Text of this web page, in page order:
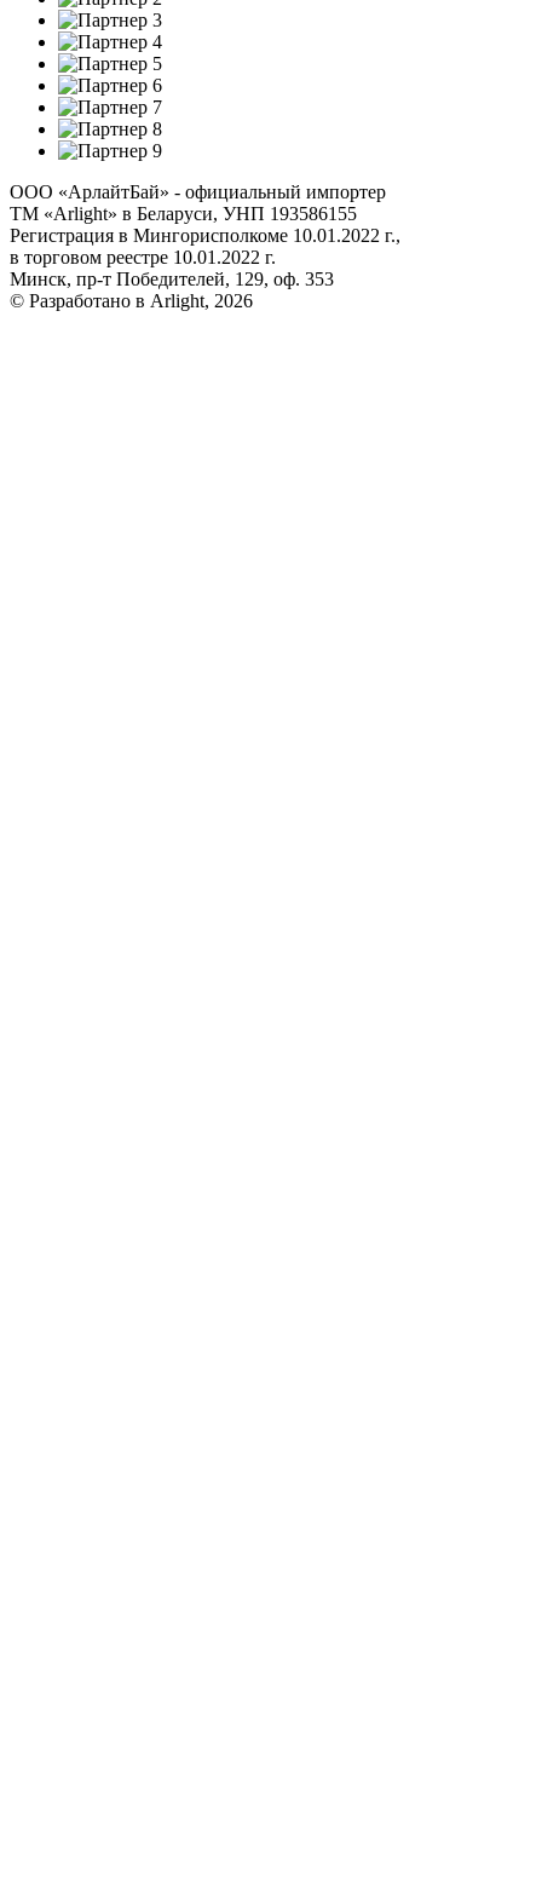
ООО «АрлайтБай» - официальный импортер
ТМ «Arlight» в Беларуси, УНП 193586155
Регистрация в Мингорисполкоме 10.01.2022 г.,
в торговом реестре 10.01.2022 г.
Минск, пр-т Победителей, 129, оф. 353
© Разработано в Arlight, 2026